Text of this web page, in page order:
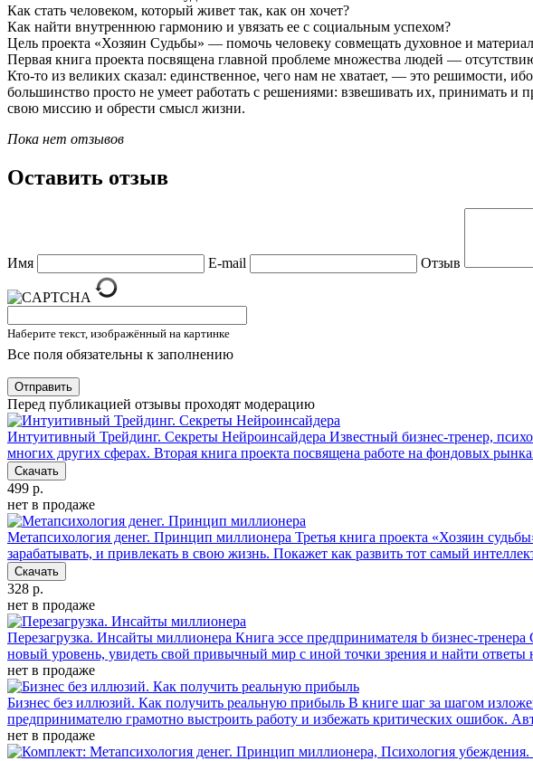
Как стать человеком, который живет так, как он хочет?
Как найти внутреннюю гармонию и увязать ее с социальным успехом?
Цель проекта «Хозяин Судьбы» — помочь человеку совмещать духовное и
Первая книга проекта посвящена главной проблеме множества людей —
Кто-то из великих сказал: единственное, чего нам не хватает, — это
большинство просто не умеет работать с решениями: взвешивать их, принимать
свою миссию и обрести смысл жизни.
Пока нет отзывов
Оставить отзыв
Имя E-mail Отзыв
Наберите текст, изображённый на картинке
Все поля обязательны к заполнению
Отправить
Перед публикацией отзывы проходят модерацию
Интуитивный Трейдинг. Секреты Нейроинсайдера Известный бизнес-тренер,
многих других сферах. Вторая книга проекта посвящена работе на фондовых
Скачать
499 р.
нет в продаже
Метапсихология денег. Принцип миллионера Третья книга проекта «Хозяин
зарабатывать, и привлекать в свою жизнь. Покажет как развить тот самый
Скачать
328 р.
нет в продаже
Перезагрузка. Инсайты миллионера Книга эссе предпринимателя b бизнес-
новый уровень, увидеть свой привычный мир с иной точки зрения и найти ответы
нет в продаже
Бизнес без иллюзий. Как получить реальную прибыль В книге шаг за шагом
предпринимателю грамотно выстроить работу и избежать критических ошибок.
нет в продаже